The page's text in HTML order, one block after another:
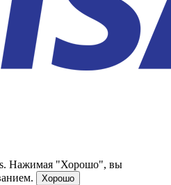
Нажимая "Хорошо", вы
Хорошо